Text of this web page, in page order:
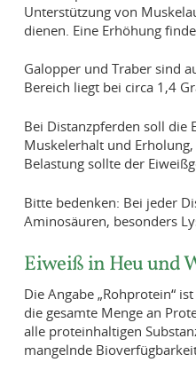
Unterstützung von
dienen. Eine Erhöhung
Galopper und Traber sind
Bereich liegt bei circa 1,4
Bei Distanzpferden soll die
Muskelerhalt und
Belastung sollte der
Bitte bedenken: Bei jeder
Aminosäuren, besonders
Eiweiß in Heu und
Die Angabe „Rohprotein“
die gesamte Menge an
alle proteinhaltigen
mangelnde